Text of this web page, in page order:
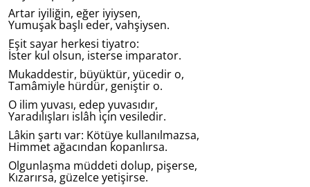
Artar iyiliğin, eğer iyiysen,
Yumuşak başlı eder, vahşiysen.
Eşit sayar herkesi tiyatro:
İster kul olsun, isterse imparator.
Mukaddestir, büyüktür, yücedir o,
Tamâmiyle hürdür, geniştir o.
O ilim yuvası, edep yuvasıdır,
Yaradılışları islâh için vesiledir.
Lâkin şartı var: Kötüye kullanılmazsa,
Himmet ağacından kopanlırsa.
Olgunlaşma müddeti dolup, pişerse,
Kızarırsa, güzelce yetişirse.